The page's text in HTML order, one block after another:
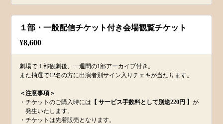
１部・一般配信チケット付き会場観覧チケット
¥8,600
劇場で１部観劇後、一週間の1部アーカイブ付き。
また抽選で12名の方に出演者別サイン入りチェキが当たります。
＜注意事項＞
・チケットのご購入時には
【 サービス手数料として別途220円 】が
発生いたします。
・チケットは先着販売となります。